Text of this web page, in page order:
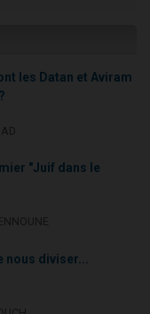
les Datan et Aviram
"Juif dans le
nous diviser...